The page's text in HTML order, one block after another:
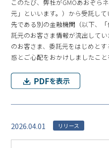
このたび、弊社がGMOあおぞら
元」といいます。）から受託し
先である別の金融機関（以下、
託元のお客さま情報が流出して
のお客さま、委託元をはじめと
惑とご心配をおかけしましたこと
2026.04.01 リリース